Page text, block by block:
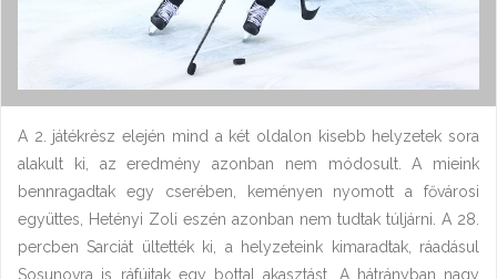
A 2. játékrész elején mind a két oldalon kisebb helyzetek sora
alakult ki, az eredmény azonban nem módosult. A mieink
bennragadtak egy cserében, keményen nyomott a fővárosi
együttes, Hetényi Zoli eszén azonban nem tudtak túljárni. A 28.
percben Sarciát ültették ki, a helyzeteink kimaradtak, ráadásul
Sosunovra is ráfújtak egy bottal akasztást. A hátrányban nagy